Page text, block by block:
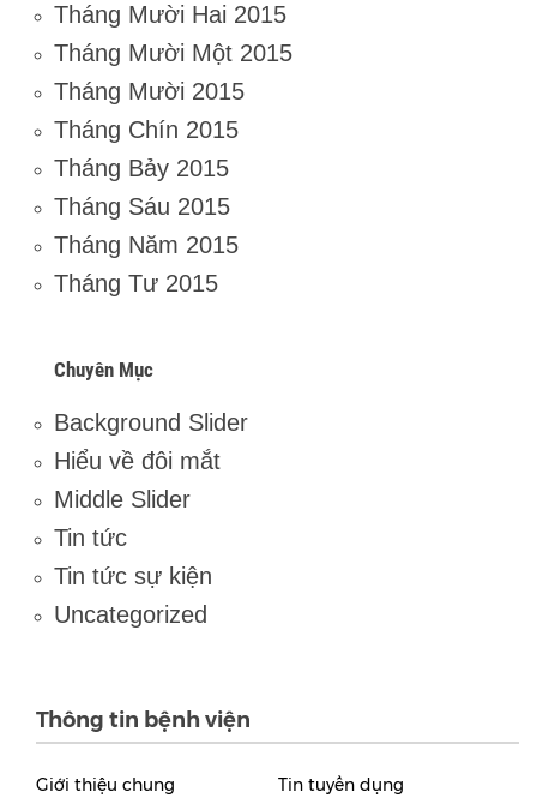
Tháng Mười Hai 2015
Tháng Mười Một 2015
Tháng Mười 2015
Tháng Chín 2015
Tháng Bảy 2015
Tháng Sáu 2015
Tháng Năm 2015
Tháng Tư 2015
Chuyên Mục
Background Slider
Hiểu về đôi mắt
Middle Slider
Tin tức
Tin tức sự kiện
Uncategorized
Thông tin bệnh viện
Giới thiệu chung Tin tuyển dụng